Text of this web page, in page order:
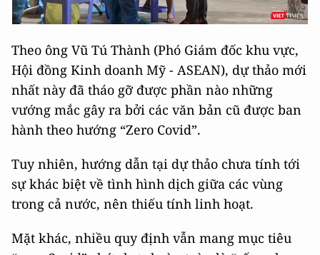
Theo ông Vũ Tú Thành (Phó Giám đốc khu vực,
Hội đồng Kinh doanh Mỹ - ASEAN), dự thảo mới
nhất này đã tháo gỡ được phần nào những
vướng mắc gây ra bởi các văn bản cũ được ban
hành theo hướng “Zero Covid”.
Tuy nhiên, hướng dẫn tại dự thảo chưa tính tới
sự khác biệt về tình hình dịch giữa các vùng
trong cả nước, nên thiếu tính linh hoạt.
Mặt khác, nhiều quy định vẫn mang mục tiêu